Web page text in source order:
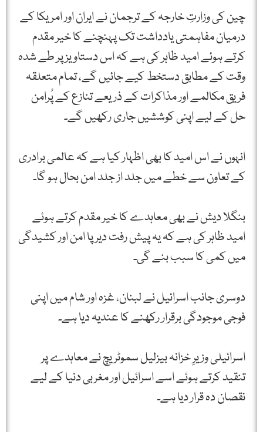
چین کی وزارتِ خارجہ کے ترجمان نے ایران اور امریکا کے
درمیان مفاہمتی یادداشت تک پہنچنے کا خیر مقدم
کرتے ہوئے امید ظاہر کی ہے کہ اس دستاویز پر طے شدہ
وقت کے مطابق دستخط کیے جائیں گے، تمام متعلقہ
فریق مکالمے اور مذاکرات کے ذریعے تنازع کے پُرامن
حل کے لیے اپنی کوششیں جاری رکھیں گے۔
انہوں نے اس امید کا بھی اظہار کیا ہے کہ عالمی برادری
کے تعاون سے خطے میں جلد از جلد امن بحال ہو گا۔
بنگلا دیش نے بھی معاہدے کا خیر مقدم کرتے ہوئے
امید ظاہر کی ہے کہ یہ پیش رفت دیرپا امن اور کشیدگی
میں کمی کا سبب بنے گی۔
دوسری جانب اسرائیل نے لبنان، غزہ اور شام میں اپنی
فوجی موجودگی برقرار رکھنے کا عندیہ دیا ہے۔
اسرائیلی وزیرِ خزانہ بیزلیل سموٹریچ نے معاہدے پر
تنقید کرتے ہوئے اسے اسرائیل اور مغربی دنیا کے لیے
نقصان دہ قرار دیا ہے۔